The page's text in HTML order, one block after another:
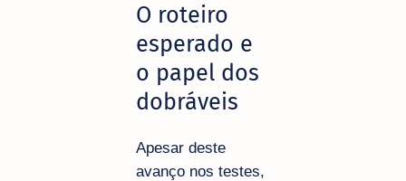
O roteiro
esperado e
o papel dos
dobráveis
Apesar deste
avanço nos testes,